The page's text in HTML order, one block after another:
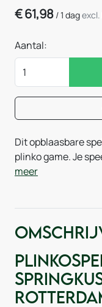
€61,98 /1 dagexcl.
Aantal:
Dit opblaasbare
plinko game. Je
meer